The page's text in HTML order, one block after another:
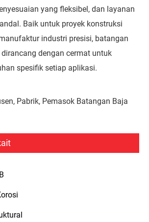
yang fleksibel, dan layanan
Baik untuk proyek konstruksi
industri presisi, batangan
dengan cermat untuk
spesifik setiap aplikasi.
Pabrik, Pemasok Batangan Baja